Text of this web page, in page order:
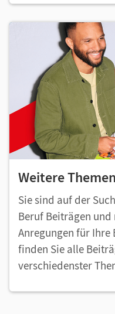
Weitere
Sie sind auf der
Beruf Beiträgen
Anregungen für Ihre
finden Sie alle
verschiedenster